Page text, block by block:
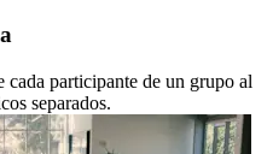
participante de un grupo al
separados.